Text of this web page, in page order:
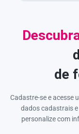
de
Cadastre-se e acesse
dados cadastrais
personalize com